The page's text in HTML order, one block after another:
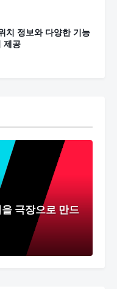
치 정보와 다양한 기능
제공
극장으로 만드